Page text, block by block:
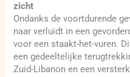
zicht
Ondanks de voortdurende
naar verluidt in een
voor een staakt-het-vuren.
een gedeeltelijke
Zuid-Libanon en een